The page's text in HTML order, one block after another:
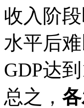
收入阶
水平后
GDP达
总之，